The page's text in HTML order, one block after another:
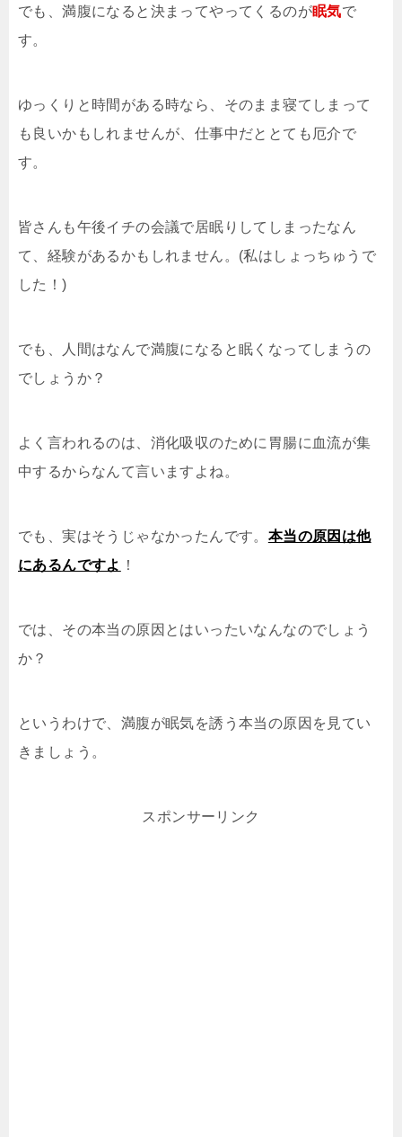
でも、満腹になると決まってやってくるのが眠気で
す。
ゆっくりと時間がある時なら、そのまま寝てしまって
も良いかもしれませんが、仕事中だととても厄介で
す。
皆さんも午後イチの会議で居眠りしてしまったなん
て、経験があるかもしれません。(私はしょっちゅうで
した！)
でも、人間はなんで満腹になると眠くなってしまうの
でしょうか？
よく言われるのは、消化吸収のために胃腸に血流が集
中するからなんて言いますよね。
でも、実はそうじゃなかったんです。 本当の原因は他
にあるんですよ
！
では、その本当の原因とはいったいなんなのでしょう
か？
というわけで、満腹が眠気を誘う本当の原因を見てい
きましょう。
スポンサーリンク